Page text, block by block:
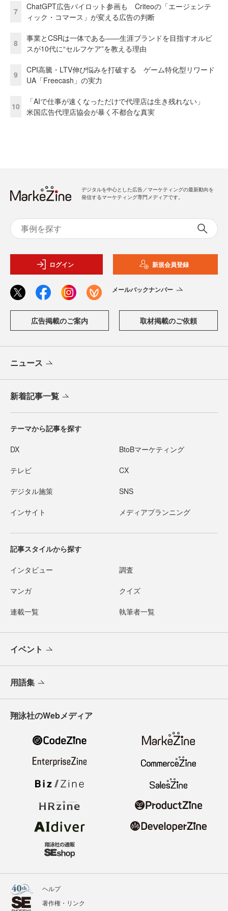
7
ChatGPT広告パイロット参画も Criteoの「エージェンテ
ィック・コマース」が変える広告の判断
8
事業とCSRは一体である――生涯ブランドを目指すオルビ
スが10代に“セルフケア”を教える理由
9
CPI高騰・LTV伸び悩みを打破する ゲーム特化型リワード
UA「Freecash」の実力
10
「AIで仕事が速くなっただけで代理店は生き残れない」
米国広告代理店協会が暴く不都合な真実
デジタルを中心とした広告／マーケティングの最新動向を
発信するマーケティング専門メディアです。
ログイン 新規会員登録
メールバックナンバー
広告掲載のご案内 取材掲載のご依頼
ニュース
新着記事一覧
テーマから記事を探す
DX BtoBマーケティング
テレビ CX
デジタル施策 SNS
インサイト メディアプランニング
記事スタイルから探す
インタビュー 調査
マンガ クイズ
連載一覧 執筆者一覧
イベント
用語集
翔泳社のWebメディア
ヘルプ
著作権・リンク